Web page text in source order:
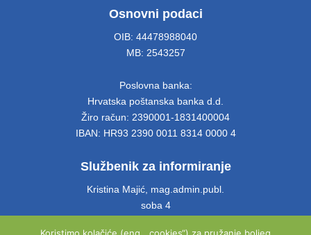
Osnovni podaci
OIB: 44478988040
MB: 2543257
Poslovna banka:
Hrvatska poštanska banka d.d.
Žiro račun: 2390001-1831400004
IBAN: HR93 2390 0011 8314 0000 4
Službenik za informiranje
Kristina Majić, mag.admin.publ.
soba 4